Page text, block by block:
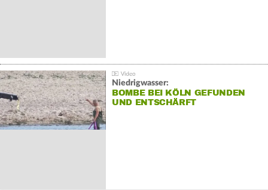
Niedrigwasser:
BOMBE BEI KÖLN GEFUNDEN
UND ENTSCHÄRFT